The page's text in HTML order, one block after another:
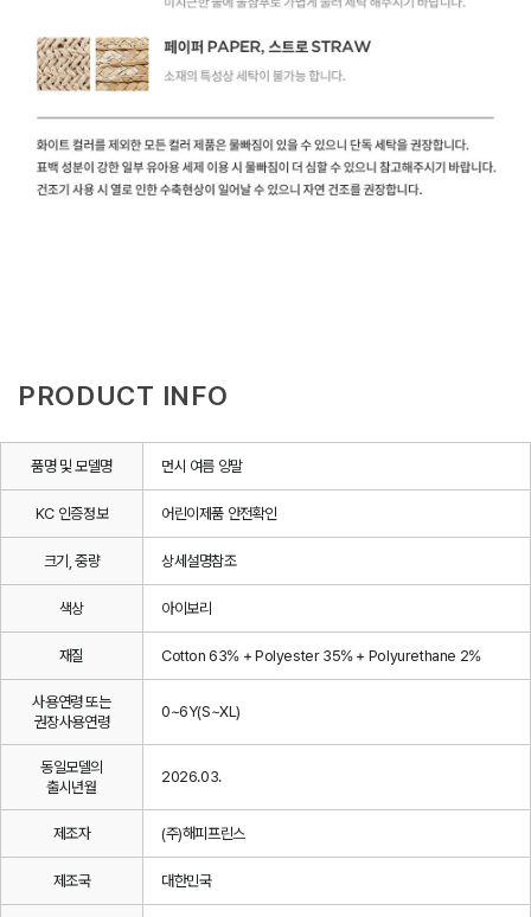
PRODUCT INFO
품명 및 모델명 먼시 여름 양말
KC 인증정보 어린이제품 안전확인
크기, 중량 상세설명참조
색상 아이보리
재질 Cotton 63% + Polyester 35% + Polyurethane 2%
사용연령 또는
권장사용연령
0~6Y(S~XL)
동일모델의
출시년월
2026.03.
제조자 (주)해피프린스
제조국 대한민국